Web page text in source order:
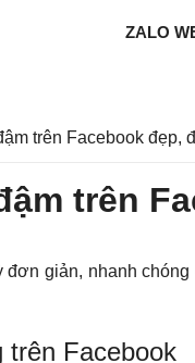
ZALO
trên Facebook đẹp,
trên
đơn giản, nhanh
Facebook